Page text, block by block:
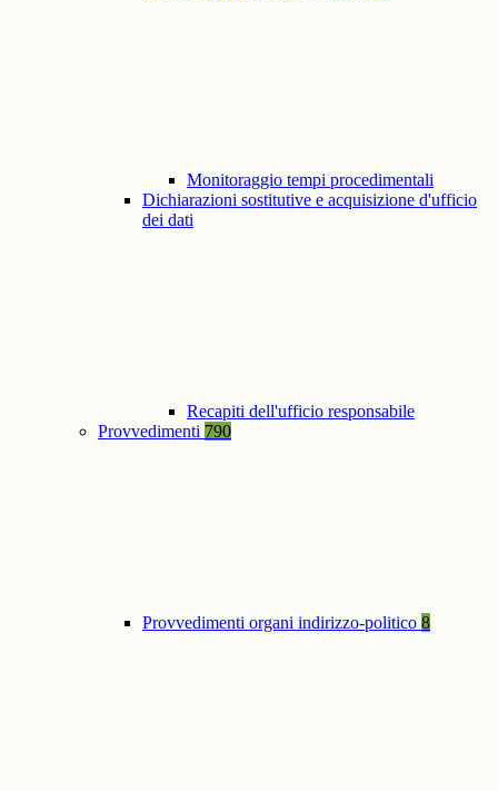
Monitoraggio tempi procedimentali
Dichiarazioni sostitutive e acquisizione d'ufficio
dei dati
Recapiti dell'ufficio responsabile
Provvedimenti 790
Provvedimenti organi indirizzo-politico 8